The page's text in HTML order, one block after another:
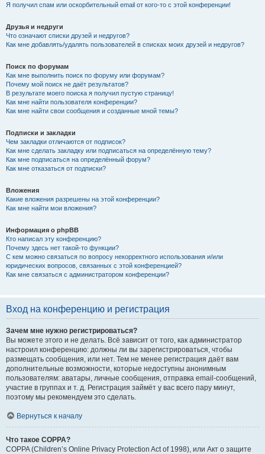
Я получил спам или оскорбительный email от кого-то с этой конференции!
Друзья и недруги
Что означают списки друзей и недругов?
Как мне добавлять/удалять пользователей в списках моих друзей и недругов?
Поиск по форумам
Как мне выполнить поиск по форуму или форумам?
Почему мой поиск не даёт результатов?
В результате моего поиска я получил пустую страницу!
Как мне найти пользователя конференции?
Как мне найти свои сообщения и созданные мной темы?
Подписки и закладки
Чем закладки отличаются от подписок?
Как мне сделать закладку или подписаться на определённую тему?
Как мне подписаться на определённый форум?
Как мне отказаться от подписки?
Вложения
Какие вложения разрешены на этой конференции?
Как мне найти мои вложения?
Информация о phpBB
Кто написал эту конференцию?
Почему здесь нет такой-то функции?
С кем можно связаться по вопросу некорректного использования и/или
юридических вопросов, связанных с этой конференцией?
Как мне связаться с администратором конференции?
Вход на конференцию и регистрация
Зачем мне нужно регистрироваться?
Вы можете этого и не делать. Всё зависит от того, как администратор
настроил конференцию: должны ли вы зарегистрироваться, чтобы
размещать сообщения, или нет. Тем не менее регистрация даёт вам
дополнительные возможности, которые недоступны анонимным
пользователям: аватары, личные сообщения, отправка email-сообщений,
участие в группах и т. д. Регистрация займёт у вас всего пару минут,
поэтому мы рекомендуем это сделать.
Вернуться к началу
Что такое COPPA?
COPPA (Children’s Online Privacy Protection Act of 1998), или Акт о защите